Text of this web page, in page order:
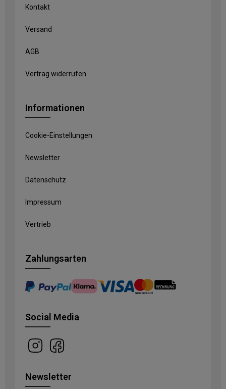
Kontakt
Versand
AGB
Vertrag widerrufen
Informationen
Cookie-Einstellungen
Newsletter
Datenschutz
Impressum
Vertrieb
Zahlungsarten
Social Media
Newsletter